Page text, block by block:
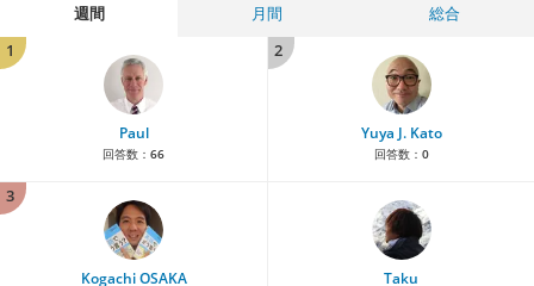
週間 月間
総合
1
Paul
回答数： 66
2
Yuya J. Kato
回答数： 0
3
Kogachi OSAKA Taku